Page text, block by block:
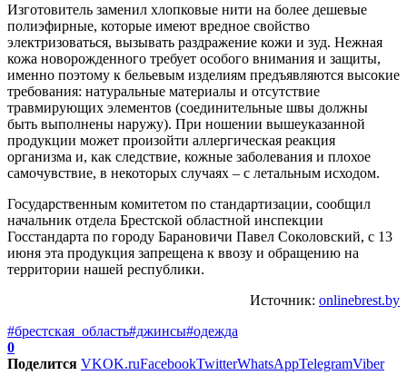
Изготовитель заменил хлопковые нити на более дешевые
полиэфирные, которые имеют вредное свойство
электризоваться, вызывать раздражение кожи и зуд. Нежная
кожа новорожденного требует особого внимания и защиты,
именно поэтому к бельевым изделиям предъявляются высокие
требования: натуральные материалы и отсутствие
травмирующих элементов (соединительные швы должны
быть выполнены наружу). При ношении вышеуказанной
продукции может произойти аллергическая реакция
организма и, как следствие, кожные заболевания и плохое
самочувствие, в некоторых случаях – с летальным исходом.
Государственным комитетом по стандартизации, сообщил
начальник отдела Брестской областной инспекции
Госстандарта по городу Барановичи Павел Соколовский, с 13
июня эта продукция запрещена к ввозу и обращению на
территории нашей республики.
Источник: onlinebrest.by
#брестская_область#джинсы#одежда
0
Поделится VKOK.ruFacebookTwitterWhatsAppTelegramViber